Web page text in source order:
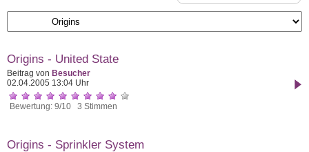
Origins - United State
Beitrag von Besucher
02.04.2005 13:04 Uhr
Bewertung: 9/10 3 Stimmen
Origins - Sprinkler System